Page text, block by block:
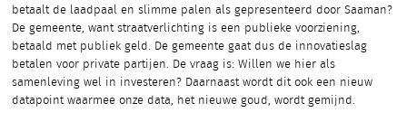
betaalt de laadpaal en slimme palen als gepresenteerd door Saaman?
De gemeente, want straatverlichting is een publieke voorziening,
betaald met publiek geld. De gemeente gaat dus de innovatieslag
betalen voor private partijen. De vraag is: Willen we hier als
samenleving wel in investeren? Daarnaast wordt dit ook een nieuw
datapoint waarmee onze data, het nieuwe goud, wordt gemijnd.